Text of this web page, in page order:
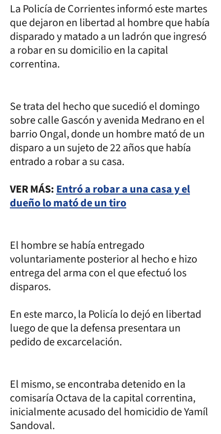
La Policía de Corrientes informó este martes
que dejaron en libertad al hombre que había
disparado y matado a un ladrón que ingresó
a robar en su domicilio en la capital
correntina.
Se trata del hecho que sucedió el domingo
sobre calle Gascón y avenida Medrano en el
barrio Ongal, donde un hombre mató de un
disparo a un sujeto de 22 años que había
entrado a robar a su casa.
VER MÁS:Entró a robar a una casa y el
dueño lo mató de un tiro
El hombre se había entregado
voluntariamente posterior al hecho e hizo
entrega del arma con el que efectuó los
disparos.
En este marco, la Policía lo dejó en libertad
luego de que la defensa presentara un
pedido de excarcelación.
El mismo, se encontraba detenido en la
comisaría Octava de la capital correntina,
inicialmente acusado del homicidio de Yamíl
Sandoval.